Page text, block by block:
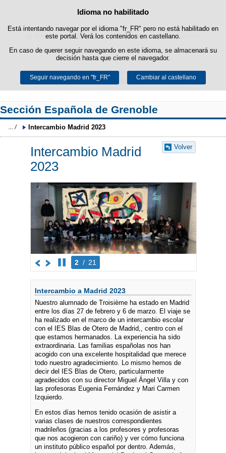
Política de cookies
Esta web utiliza cookies propias para facilitar la navegación y cookies
de terceros para obtener estadísticas de uso y satisfacción.
Puede obtener más información en el apartado "Cookies" de nuestro
aviso legal.
Aceptar Rechazar
Idioma no habilitado
Está intentando navegar por el idioma "fr_FR" pero no está habilitado en
este portal. Verá los contenidos en castellano.
En caso de querer seguir navegando en este idioma, se almacenará su
decisión hasta que cierre el navegador.
Seguir navegando en "fr_FR" Cambiar al castellano
Saltar al contenido
Sección Española de Grenoble
Intercambio Madrid 2023
Volver
Intercambio Madrid
2023
2 / 21
Intercambio a Madrid 2023
Nuestro alumnado de Troisième ha estado en Madrid
entre los días 27 de febrero y 6 de marzo. El viaje se
ha realizado en el marco de un intercambio escolar
con el IES Blas de Otero de Madrid,, centro con el
que estamos hermanados. La experiencia ha sido
extraordinaria. Las familias españolas nos han
acogido con una excelente hospitalidad que merece
todo nuestro agradecimiento. Lo mismo hemos de
decir del IES Blas de Otero, particularmente
agradecidos con su director Miguel Ángel Villa y con
las profesoras Eugenia Fernández y Mari Carmen
Izquierdo.
En estos días hemos tenido ocasión de asistir a
varias clases de nuestros correspondientes
madrileños (gracias a los profesores y profesoras
que nos acogieron con cariño) y ver cómo funciona
un instituto público español por dentro. Además,